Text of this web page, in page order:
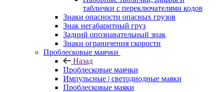
таблички с переключателями кодов
Знаки опасности опасных грузов
Знак негабаритный груз
Задний опознавательный знак
Знаки ограничения скорости
Проблесковые маячки
Назад
Проблесковые маячки
Импульсные | светодиодные маяки
Проблесковые маяки